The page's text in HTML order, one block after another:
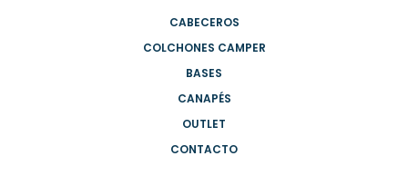
CABECEROS
COLCHONES CAMPER
BASES
CANAPÉS
OUTLET
CONTACTO